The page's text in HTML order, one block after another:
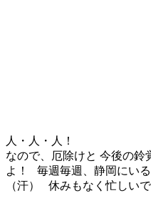
人・人・人！
なので、厄除けと 今後の鈴
よ！ 毎週毎週、静岡にい
（汗） 休みもなく忙しい